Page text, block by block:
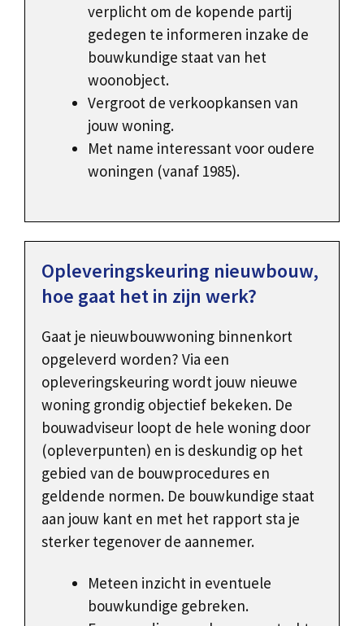
verplicht om de kopende partij
gedegen te informeren inzake de
bouwkundige staat van het
woonobject.
Vergroot de verkoopkansen van
jouw woning.
Met name interessant voor oudere
woningen (vanaf 1985).
Opleveringskeuring nieuwbouw,
hoe gaat het in zijn werk?
Gaat je nieuwbouwwoning binnenkort
opgeleverd worden? Via een
opleveringskeuring wordt jouw nieuwe
woning grondig objectief bekeken. De
bouwadviseur loopt de hele woning door
(opleverpunten) en is deskundig op het
gebied van de bouwprocedures en
geldende normen. De bouwkundige staat
aan jouw kant en met het rapport sta je
sterker tegenover de aannemer.
Meteen inzicht in eventuele
bouwkundige gebreken.